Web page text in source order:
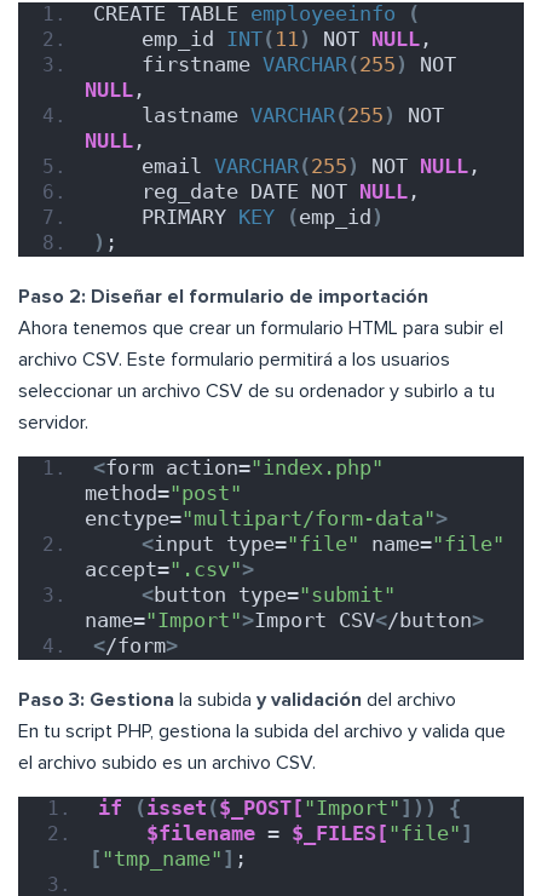
CREATE TABLE employeeinfo
(
    emp_id
INT( 11 ) NOT NULL ,
    firstname
VARCHAR(255 )
NULL ,
    lastname
VARCHAR(255 )
NULL ,
    email
VARCHAR(255 ) NOT NULL ,
    reg_date DATE NOT
NULL ,
    PRIMARY
KEY (emp_id )
) ;
Paso 2: Diseñar el formulario de importación
Ahora tenemos que crear un formulario HTML para subir el
archivo CSV. Este formulario permitirá a los usuarios
seleccionar un archivo CSV de su ordenador y subirlo a tu
servidor.
<form action="index.php"
method="post"
enctype="multipart/form-data">
<input type="file" name="file"
accept=".csv">
<button type="submit"
name="Import">Import CSV</button>
</form>
Paso 3: Gestiona la subida y validación del archivo
En tu script PHP, gestiona la subida del archivo y valida que
el archivo subido es un archivo CSV.
if (isset ($_POST[ "Import" ]))
{
$filename = $_FILES[ "file" ]
[ "tmp_name" ] ;